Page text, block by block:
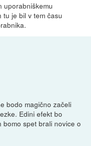
uporabniškemu
tu je bil v tem času
bodo magično začeli
Edini efekt bo
spet brali novice o